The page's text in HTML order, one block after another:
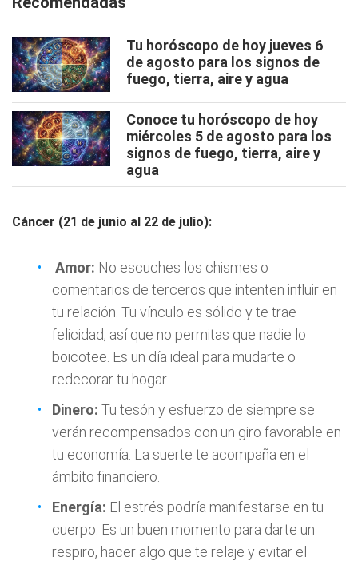
Tu horóscopo de hoy jueves 6
de agosto para los signos de
fuego, tierra, aire y agua
Conoce tu horóscopo de hoy
miércoles 5 de agosto para los
signos de fuego, tierra, aire y
agua
Cáncer (21 de junio al 22 de julio):
Amor: No escuches los chismes o
comentarios de terceros que intenten influir en
tu relación. Tu vínculo es sólido y te trae
felicidad, así que no permitas que nadie lo
boicotee. Es un día ideal para mudarte o
redecorar tu hogar.
Dinero: Tu tesón y esfuerzo de siempre se
verán recompensados con un giro favorable en
tu economía. La suerte te acompaña en el
ámbito financiero.
Energía: El estrés podría manifestarse en tu
cuerpo. Es un buen momento para darte un
respiro, hacer algo que te relaje y evitar el